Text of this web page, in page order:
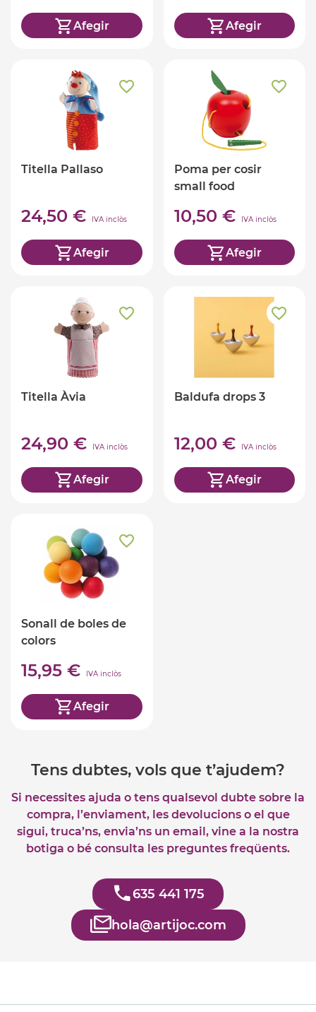
Afegir Afegir
Titella Pallaso
24,50 € IVA inclòs
Afegir
Poma per cosir
small food
10,50 € IVA inclòs
Afegir
Titella Àvia
24,90 € IVA inclòs
Afegir
Baldufa drops 3
12,00 € IVA inclòs
Afegir
Sonall de boles de
colors
15,95 € IVA inclòs
Afegir
Tens dubtes, vols que t’ajudem?
Si necessites ajuda o tens qualsevol dubte sobre la
compra, l’enviament, les devolucions o el que
sigui, truca’ns, envia’ns un email, vine a la nostra
botiga o bé consulta les preguntes freqüents.
635 441 175
hola@artijoc.com